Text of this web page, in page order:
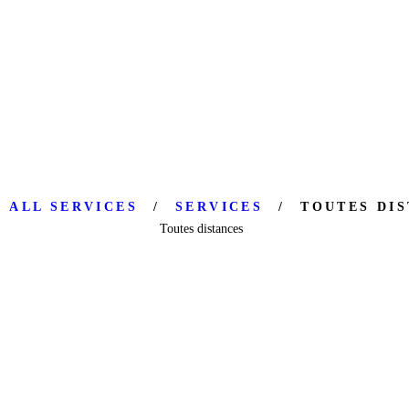
ALL SERVICES SERVICES
TOUTES
Toutes distances